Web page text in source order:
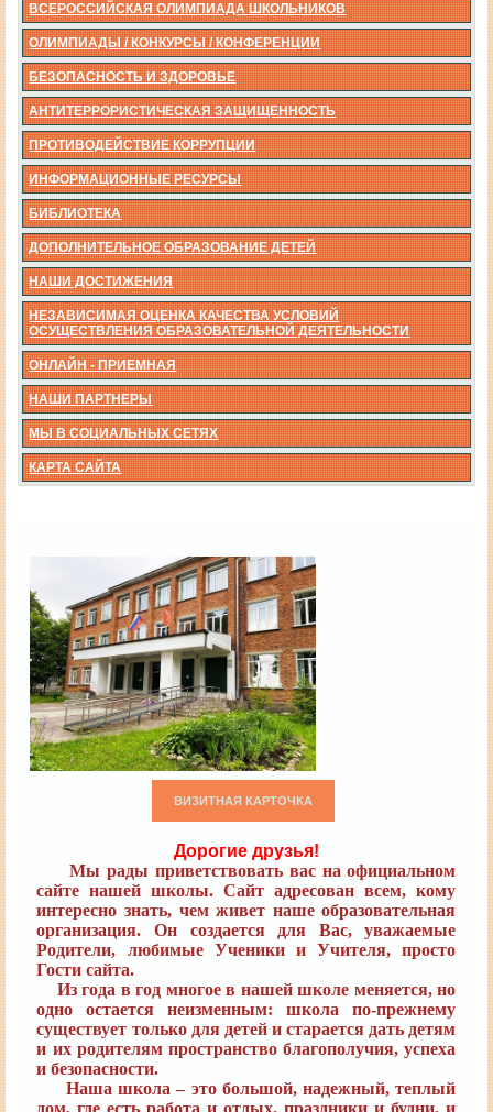
ВСЕРОССИЙСКАЯ ОЛИМПИАДА ШКОЛЬНИКОВ
ОЛИМПИАДЫ / КОНКУРСЫ / КОНФЕРЕНЦИИ
БЕЗОПАСНОСТЬ И ЗДОРОВЬЕ
АНТИТЕРРОРИСТИЧЕСКАЯ ЗАЩИЩЕННОСТЬ
ПРОТИВОДЕЙСТВИЕ КОРРУПЦИИ
ИНФОРМАЦИОННЫЕ РЕСУРСЫ
БИБЛИОТЕКА
ДОПОЛНИТЕЛЬНОЕ ОБРАЗОВАНИЕ ДЕТЕЙ
НАШИ ДОСТИЖЕНИЯ
НЕЗАВИСИМАЯ ОЦЕНКА КАЧЕСТВА УСЛОВИЙ
ОСУЩЕСТВЛЕНИЯ ОБРАЗОВАТЕЛЬНОЙ ДЕЯТЕЛЬНОСТИ
ОНЛАЙН - ПРИЕМНАЯ
НАШИ ПАРТНЕРЫ
МЫ В СОЦИАЛЬНЫХ СЕТЯХ
КАРТА САЙТА
ВИЗИТНАЯ КАРТОЧКА
Дорогие друзья!
Мы рады приветствовать вас на официальном
сайте нашей школы. Сайт адресован всем, кому
интереснознать, чем живет наше образовательная
организация. Он создается для Вас, уважаемые
Родители, любимые Ученики и Учителя, просто
Гости сайта.
Из года в год многое в нашей школе меняется, но
одно остается неизменным: школа по-прежнему
существует только для детей и старается дать детям
и их родителям пространство благополучия, успеха
и безопасности.
Наша школа – это большой, надежный, теплый
дом, где есть работа и отдых, праздники и будни, и